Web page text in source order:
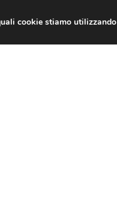
cookie stiamo utilizzando